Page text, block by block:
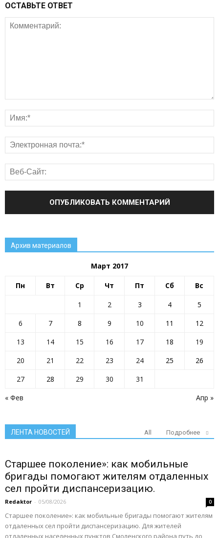
ОСТАВЬТЕ ОТВЕТ
Архив материалов
Март 2017
Пн Вт Ср Чт Пт Сб Вс
« Фев Апр »
1 2 3 4
5
6
7 8 9 10 11
12
13
14 15 16 17 18
19
20
21 22 23 24 25
26
27
28 29 30 31
ЛЕНТА НОВОСТЕЙ All Подробнее
Старшее поколение»: как мобильные
бригады помогают жителям отдаленных
сел пройти диспансеризацию.
Redaktor - 05/08/2026 0
Старшее поколение»: как мобильные бригады помогают жителям
отдаленных сел пройти диспансеризацию. Для жителей
отдаленных населенных пунктов Смоленского района путь до